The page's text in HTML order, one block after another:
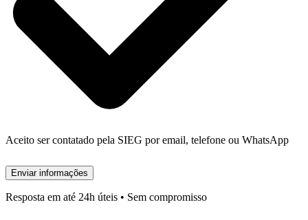
Aceito ser contatado pela SIEG por email, telefone ou WhatsApp
Enviar informações
Resposta em até 24h úteis • Sem compromisso